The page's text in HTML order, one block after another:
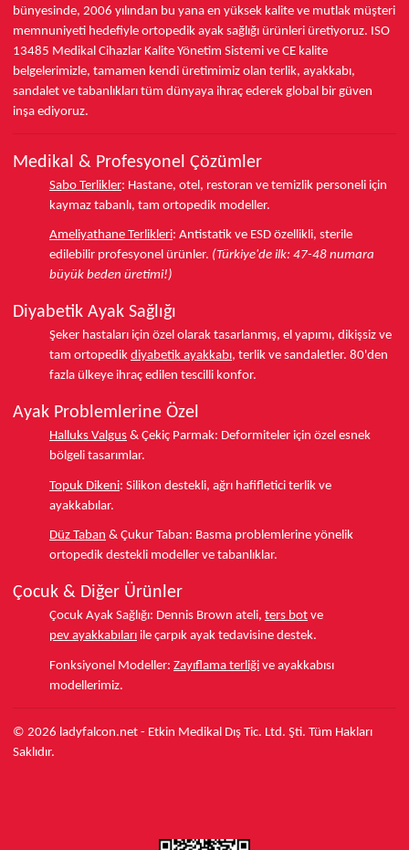
bünyesinde, 2006 yılından bu yana en yüksek kalite ve mutlak müşteri
memnuniyeti hedefiyle ortopedik ayak sağlığı ürünleri üretiyoruz. ISO
13485 Medikal Cihazlar Kalite Yönetim Sistemi ve CE kalite
belgelerimizle, tamamen kendi üretimimiz olan terlik, ayakkabı,
sandalet ve tabanlıkları tüm dünyaya ihraç ederek global bir güven
inşa ediyoruz.
Medikal & Profesyonel Çözümler
Sabo Terlikler: Hastane, otel, restoran ve temizlik personeli için
kaymaz tabanlı, tam ortopedik modeller.
Ameliyathane Terlikleri: Antistatik ve ESD özellikli, sterile
edilebilir profesyonel ürünler. (Türkiye'de ilk: 47-48 numara
büyük beden üretimi!)
Diyabetik Ayak Sağlığı
Şeker hastaları için özel olarak tasarlanmış, el yapımı, dikişsiz ve
tam ortopedik diyabetik ayakkabı, terlik ve sandaletler. 80'den
fazla ülkeye ihraç edilen tescilli konfor.
Ayak Problemlerine Özel
Halluks Valgus & Çekiç Parmak: Deformiteler için özel esnek
bölgeli tasarımlar.
Topuk Dikeni: Silikon destekli, ağrı hafifletici terlik ve
ayakkabılar.
Düz Taban & Çukur Taban: Basma problemlerine yönelik
ortopedik destekli modeller ve tabanlıklar.
Çocuk & Diğer Ürünler
Çocuk Ayak Sağlığı: Dennis Brown ateli, ters bot ve
pev ayakkabıları ile çarpık ayak tedavisine destek.
Fonksiyonel Modeller: Zayıflama terliği ve ayakkabısı
modellerimiz.
© 2026 ladyfalcon.net - Etkin Medikal Dış Tic. Ltd. Şti. Tüm Hakları
Saklıdır.